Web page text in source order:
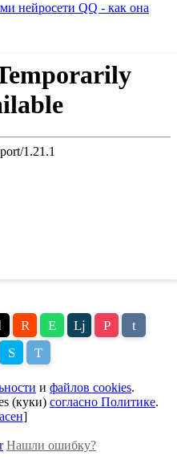
нейросети QQ - как она
R E Lj P
t
S T
и файлов cookies.
(куки) согласно Политике.
]
Нашли ошибку?